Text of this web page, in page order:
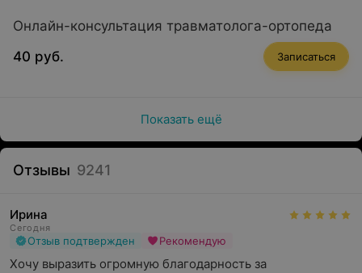
программ. Нужно только устройство с камерой
(смартфон, планшет, компьютер) и стабильным
доступом в интернет.
В центре ведут онлайн-приём следующие
специалисты:
Терапевт
Гинеколог
Онлайн-консультация травматолога-ортопеда
40 руб.
Записаться
Показать ещё
Отзывы 9241
Ирина
Сегодня
Отзыв подтвержден Рекомендую
Хочу выразить огромную благодарность за